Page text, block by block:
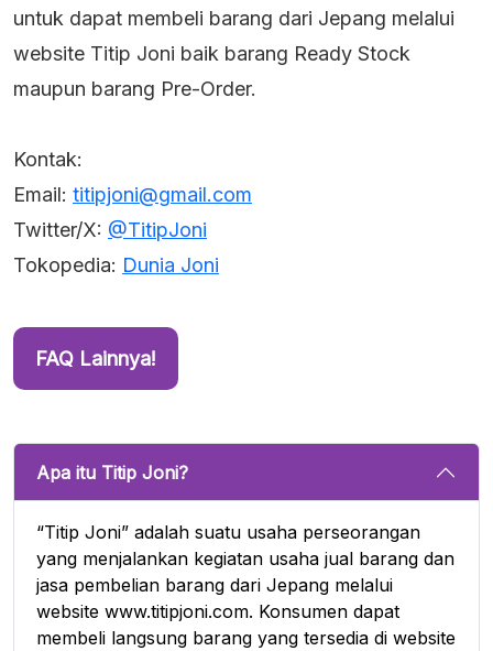
untuk dapat membeli barang dari Jepang melalui
website Titip Joni baik barang Ready Stock
maupun barang Pre-Order.
Kontak:
Email: titipjoni@gmail.com
Twitter/X: @TitipJoni
Tokopedia: Dunia Joni
FAQ Lainnya!
Apa itu Titip Joni?
“Titip Joni” adalah suatu usaha perseorangan
yang menjalankan kegiatan usaha jual barang dan
jasa pembelian barang dari Jepang melalui
website www.titipjoni.com. Konsumen dapat
membeli langsung barang yang tersedia di website